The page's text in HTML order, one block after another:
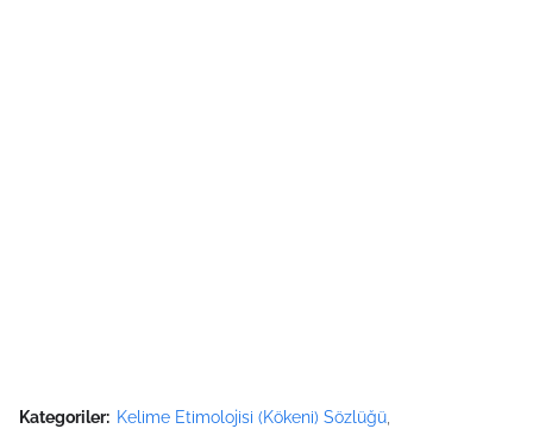
Kategoriler: Kelime Etimolojisi (Kökeni) Sözlüğü